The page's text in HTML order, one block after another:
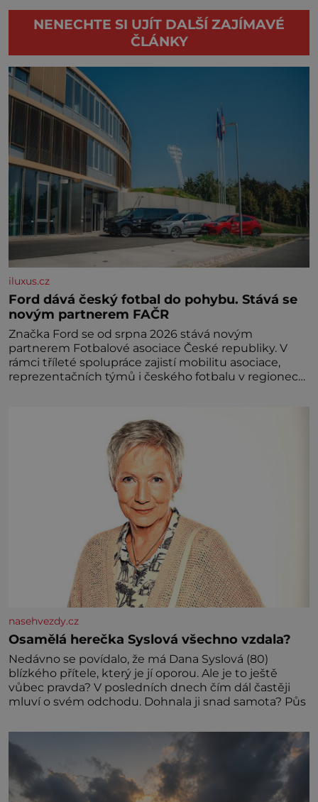
NENECHTE SI UJÍT DALŠÍ ZAJÍMAVÉ
ČLÁNKY
iluxus.cz
Ford dává český fotbal do pohybu. Stává se
novým partnerem FAČR
Značka Ford se od srpna 2026 stává novým
partnerem Fotbalové asociace České republiky. V
rámci tříleté spolupráce zajistí mobilitu asociace,
reprezentačních týmů i českého fotbalu v regionech.
nasehvezdy.cz
Osamělá herečka Syslová všechno vzdala?
Nedávno se povídalo, že má Dana Syslová (80)
blízkého přítele, který je jí oporou. Ale je to ještě
vůbec pravda? V posledních dnech čím dál častěji
mluví o svém odchodu. Dohnala ji snad samota? Půs